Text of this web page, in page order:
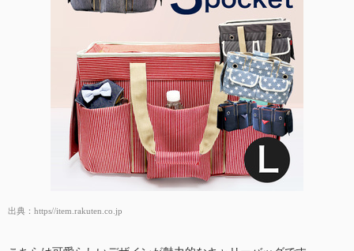
出典： https//item.rakuten.co.jp